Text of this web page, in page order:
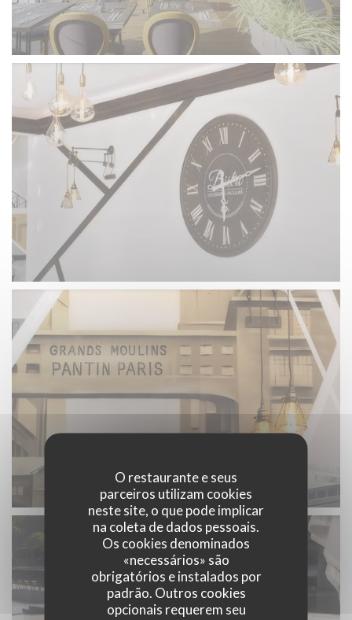
O restaurante e seus
parceiros utilizam cookies
neste site, o que pode implicar
na coleta de dados pessoais.
Os cookies denominados
«necessários» são
obrigatórios e instalados por
padrão. Outros cookies
opcionais requerem seu